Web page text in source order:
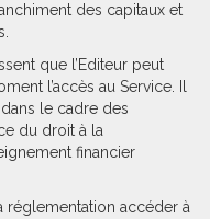
des capitaux et
que l’Editeur peut
l’accès au Service. Il
le cadre des
du droit à la
financier
réglementation accéder à